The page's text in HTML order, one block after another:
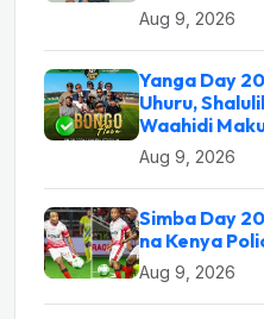
Aug 9, 2026
Yanga Day
Uhuru,
Waahidi
Aug 9, 2026
Simba Day
na Kenya
Aug 9, 2026